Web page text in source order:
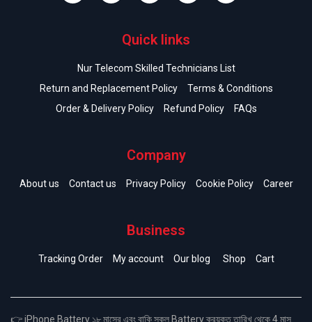
Quick links
Nur Telecom Skilled Technicians List
Return and Replacement Policy
Terms & Conditions
Order & Delivery Policy
Refund Policy FAQs
Company
About us Contact us Privacy Policy Cookie Policy Career
Business
Tracking Order My account Our blog Shop Cart
👉 iPhone Battery ১৮ মাসের এবং বাকি সকল Battery ক্রয়কৃত তারিখ থেকে 4 মাস